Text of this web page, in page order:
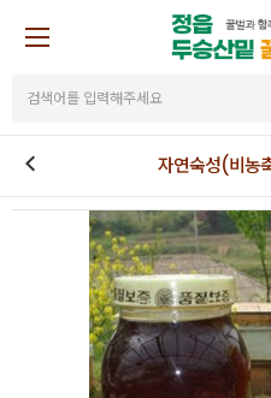
자연숙성(비농